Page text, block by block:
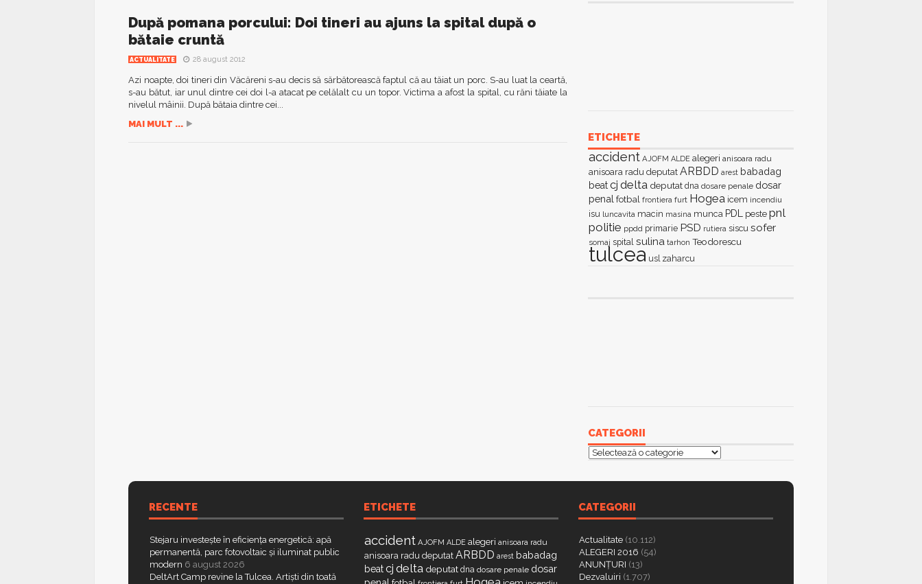
După pomana porcului: Doi tineri au ajuns la spital după o
bătaie cruntă
ACTUALITATE 28 august 2012
Azi noapte, doi tineri din Văcăreni s-au decis să sărbătorească faptul că au tăiat un porc. S-au luat la ceartă,
s-au bătut, iar unul dintre cei doi l-a atacat pe celălalt cu un topor. Victima a afost la spital, cu răni tăiate la
nivelul mâinii. După bătaia dintre cei...
MAI MULT ...
ETICHETE
accident AJOFM ALDE alegeri anisoara radu
anisoara radu deputat ARBDD arest babadag
beatcj delta deputat dna dosare penale dosar
penal fotbal frontiera furt Hogea icem incendiu
isu luncavita macin masina munca PDL peste pnl
politie ppdd primarie PSD rutiera siscu sofer
somaj spital sulina tarhon Teodorescu
tulcea usl zaharcu
CATEGORII
Categorii
RECENTE
Stejaru investește în eficiența energetică: apă
permanentă, parc fotovoltaic și iluminat public
modern 6 august 2026
DeltArt Camp revine la Tulcea. Artiști din toată
ETICHETE
accident AJOFM ALDE alegeri anisoara radu
anisoara radu deputat ARBDD arest babadag
beatcj delta deputat dna dosare penale dosar
CATEGORII
Actualitate (10.112)
ALEGERI 2016 (54)
ANUNȚURI (13)
Dezvaluiri (1.707)